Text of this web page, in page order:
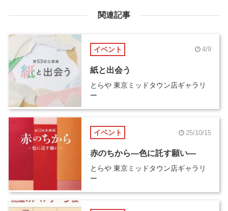
関連記事
イベント 4/9
紙と出会う
とらや 東京ミッドタウン店ギャラリ
ー
イベント 25/10/15
赤のちから―色に託す願い―
とらや 東京ミッドタウン店ギャラリ
ー